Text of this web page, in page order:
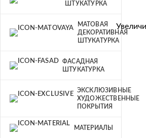
ШТУКАТУРКА
МАТОВАЯ
ДЕКОРАТИВНАЯ
ШТУКАТУРКА
ФАСАДНАЯ
ШТУКАТУРКА
ЭКСКЛЮЗИВНЫЕ
ХУДОЖЕСТВЕННЫЕ
ПОКРЫТИЯ
МАТЕРИАЛЫ